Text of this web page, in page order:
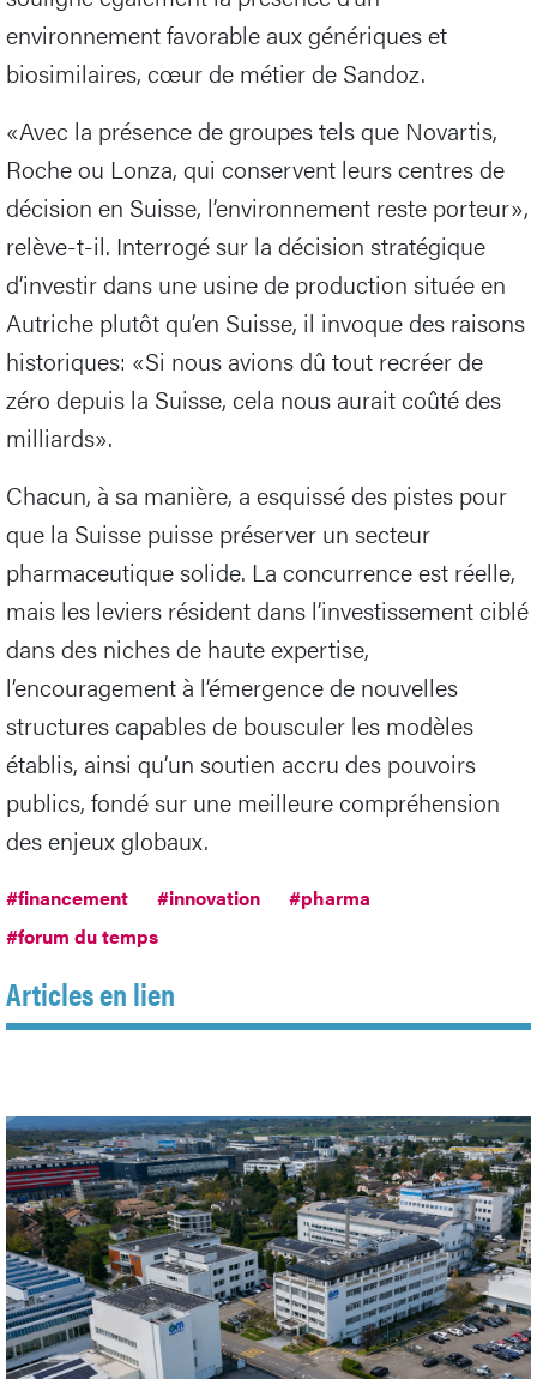
environnement favorable aux génériques et
biosimilaires, cœur de métier de Sandoz.
«Avec la présence de groupes tels que Novartis,
Roche ou Lonza, qui conservent leurs centres de
décision en Suisse, l’environnement reste porteur»,
relève-t-il. Interrogé sur la décision stratégique
d’investir dans une usine de production située en
Autriche plutôt qu’en Suisse, il invoque des raisons
historiques: «Si nous avions dû tout recréer de
zéro depuis la Suisse, cela nous aurait coûté des
milliards».
Chacun, à sa manière, a esquissé des pistes pour
que la Suisse puisse préserver un secteur
pharmaceutique solide. La concurrence est réelle,
mais les leviers résident dans l’investissement ciblé
dans des niches de haute expertise,
l’encouragement à l’émergence de nouvelles
structures capables de bousculer les modèles
établis, ainsi qu’un soutien accru des pouvoirs
publics, fondé sur une meilleure compréhension
des enjeux globaux.
#financement #innovation
#pharma
#forum du temps
Articles en lien